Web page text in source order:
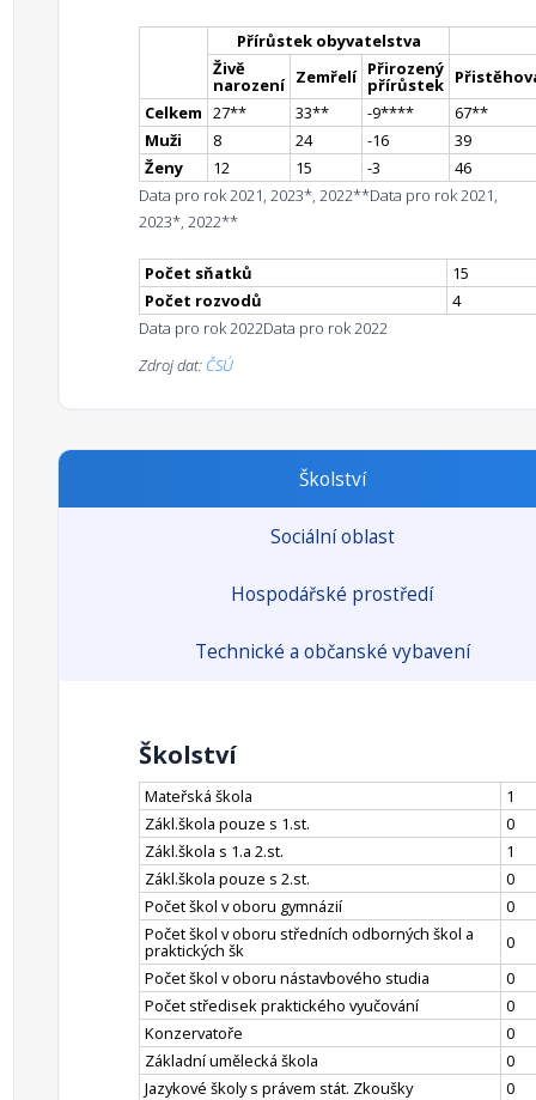
Přírůstek obyvatelstva
Živě
narození Zemřelí Přirozený
přírůstek
Celkem 27** 33** -9**** 67**
Muži
8 24 -16
39
Ženy
12 15 -3
46
Data pro rok 2021, 2023*, 2022**Data pro rok 2021,
2023*, 2022**
Počet sňatků
15
Počet rozvodů
4
Data pro rok 2022Data pro rok 2022
Zdroj dat: ČSÚ
Školství
Sociální oblast
Hospodářské prostředí
Technické a občanské vybavení
Školství
Mateřská škola
1
Zákl.škola pouze s 1.st.
0
Zákl.škola s 1.a 2.st.
1
Zákl.škola pouze s 2.st.
0
Počet škol v oboru gymnázií
0
Počet škol v oboru středních odborných škol a
praktických šk
0
Počet škol v oboru nástavbového studia
0
Počet středisek praktického vyučování
0
Konzervatoře
0
Základní umělecká škola
0
Jazykové školy s právem stát. Zkoušky
0